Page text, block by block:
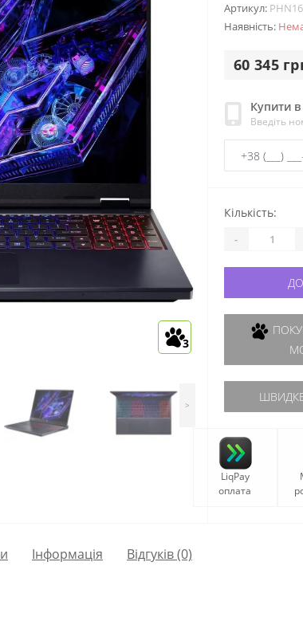
3
>
Артикул:
Наявність:
60 345
Купити
Введіть
Кількість:
-
LiqPay
оплата
Iнформація Відгуків (0)